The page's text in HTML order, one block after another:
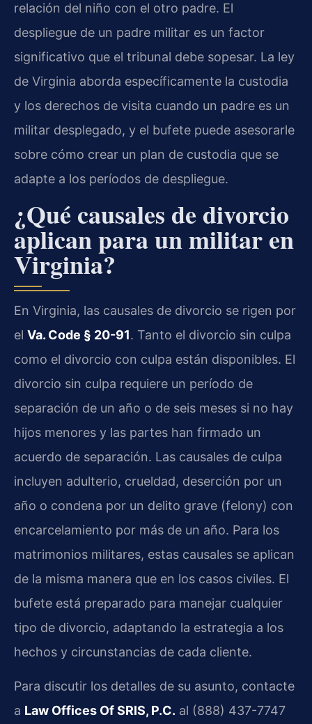
relación del niño con el otro padre. El
despliegue de un padre militar es un factor
significativo que el tribunal debe sopesar. La ley
de Virginia aborda específicamente la custodia
y los derechos de visita cuando un padre es un
militar desplegado, y el bufete puede asesorarle
sobre cómo crear un plan de custodia que se
adapte a los períodos de despliegue.
¿Qué causales de divorcio
aplican para un militar en
Virginia?
En Virginia, las causales de divorcio se rigen por
el Va. Code § 20-91. Tanto el divorcio sin culpa
como el divorcio con culpa están disponibles. El
divorcio sin culpa requiere un período de
separación de un año o de seis meses si no hay
hijos menores y las partes han firmado un
acuerdo de separación. Las causales de culpa
incluyen adulterio, crueldad, deserción por un
año o condena por un delito grave (felony) con
encarcelamiento por más de un año. Para los
matrimonios militares, estas causales se aplican
de la misma manera que en los casos civiles. El
bufete está preparado para manejar cualquier
tipo de divorcio, adaptando la estrategia a los
hechos y circunstancias de cada cliente.
Para discutir los detalles de su asunto, contacte
a Law Offices Of SRIS, P.C. al (888) 437-7747